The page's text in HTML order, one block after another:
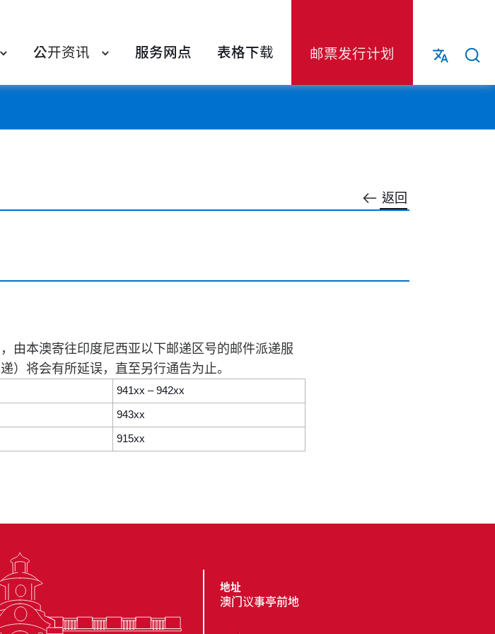
公开资讯 服务网点 表格下载 邮票发行计划
返回
，由本澳寄往印度尼西亚以下邮递区号的邮件派递服
）将会有所延误，直至另行通告为止。
941xx – 942xx
943xx
915xx
地址
澳门议事亭前地